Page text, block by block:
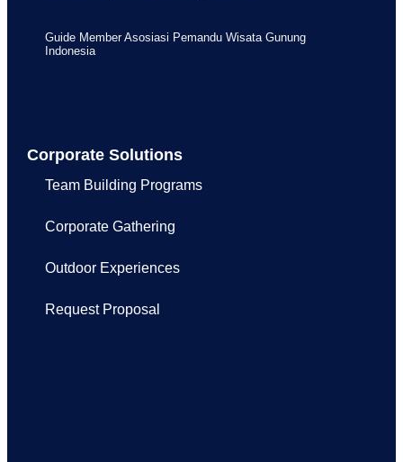
Corporate Solutions
Team Building Programs
Corporate Gathering
Outdoor Experiences
Request Proposal
Guide Member Asosiasi Pemandu Wisata Gunung
Indonesia